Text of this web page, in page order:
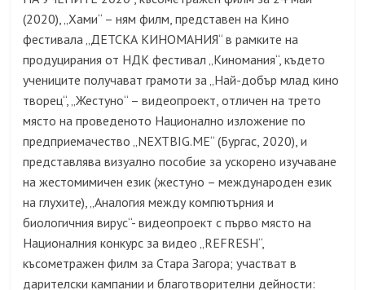
(2020), „Хами“ – ням филм, представен на Кино
фестивала „ДЕТСКА КИНОМАНИЯ“ в рамките на
продуцирания от НДК фестивал „Киномания“, където
учениците получават грамоти за „Най-добър млад кино
творец“, „Жестуно“ – видеопроект, отличен на трето
място на проведеното Национално изложение по
предприемачество „NEXTBIG.ME“ (Бургас, 2020), и
представлява визуално пособие за ускорено изучаване
на жестомимичен език (жестуно – международен език
на глухите), „Аналогия между компютърния и
биологичния вирус“- видеопроект с първо място на
Националния конкурс за видео „REFRESH“,
късометражен филм за Стара Загора; участват в
дарителски кампании и благотворителни дейности: